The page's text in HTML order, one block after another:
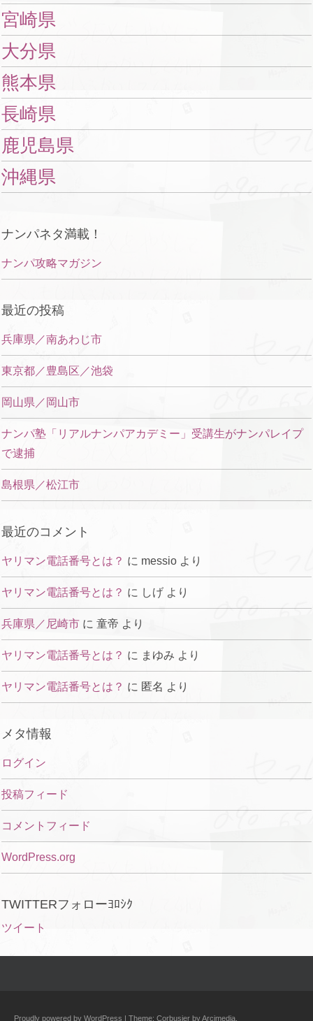
宮崎県
大分県
熊本県
長崎県
鹿児島県
沖縄県
ナンパネタ満載！
ナンパ攻略マガジン
最近の投稿
兵庫県／南あわじ市
東京都／豊島区／池袋
岡山県／岡山市
ナンパ塾「リアルナンパアカデミー」受講生がナンパレイプ
で逮捕
島根県／松江市
最近のコメント
ヤリマン電話番号とは？ に messio より
ヤリマン電話番号とは？ に しげ より
兵庫県／尼崎市 に 童帝 より
ヤリマン電話番号とは？ に まゆみ より
ヤリマン電話番号とは？ に 匿名 より
メタ情報
ログイン
投稿フィード
コメントフィード
WordPress.org
TWITTERフォローﾖﾛｼｸ
ツイート
Proudly powered by WordPress | Theme: Corbusier byArcimedia